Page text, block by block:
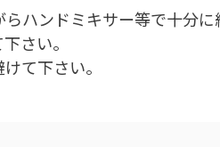
ハンドミキサー等で十分に
さい。
て下さい。